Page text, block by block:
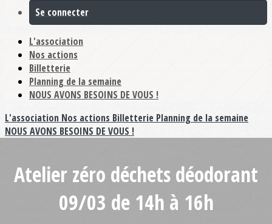
Se connecter
L'association
Nos actions
Billetterie
Planning de la semaine
NOUS AVONS BESOINS DE VOUS !
L'association Nos actions Billetterie Planning de la semaine
NOUS AVONS BESOINS DE VOUS !
Atelier zéro déchets déodorant
09/03 de 14h à 16h